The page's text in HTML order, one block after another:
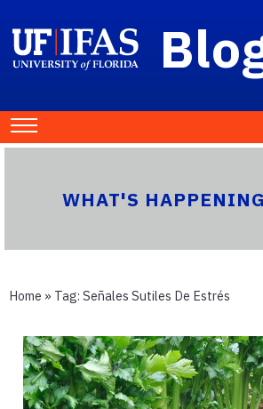
WHAT'S
Home » Tag: Señales Sutiles De Estrés